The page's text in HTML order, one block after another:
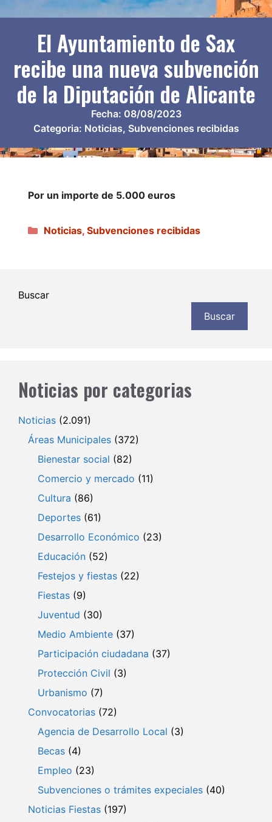
El Ayuntamiento de Sax
recibe una nueva subvención
de la Diputación de Alicante
Fecha: 08/08/2023
Categoria: Noticias, Subvenciones recibidas
Por un importe de 5.000 euros
Categorías
Noticias, Subvenciones recibidas
Buscar
Buscar
Noticias por categorias
Noticias (2.091)
Áreas Municipales (372)
Bienestar social (82)
Comercio y mercado (11)
Cultura (86)
Deportes (61)
Desarrollo Económico (23)
Educación (52)
Festejos y fiestas (22)
Fiestas (9)
Juventud (30)
Medio Ambiente (37)
Participación ciudadana (37)
Protección Civil (3)
Urbanismo (7)
Convocatorias (72)
Agencia de Desarrollo Local (3)
Becas (4)
Empleo (23)
Subvenciones o trámites expeciales (40)
Noticias Fiestas (197)